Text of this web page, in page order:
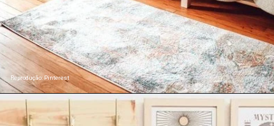
Reprodução: Pinterest